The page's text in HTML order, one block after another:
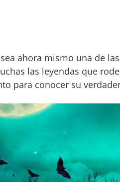
ahora mismo una de
las leyendas que
para conocer su